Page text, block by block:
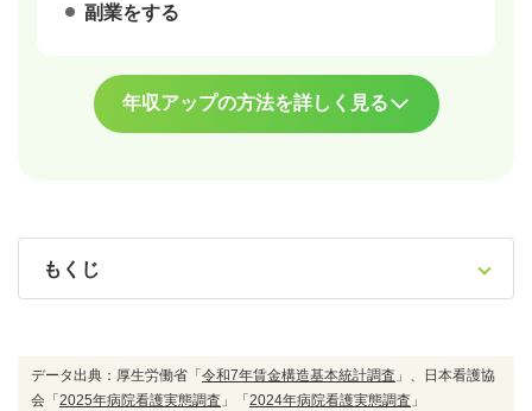
副業をする
年収アップの方法を詳しく見る
もくじ
データ出典：厚生労働省「令和7年賃金構造基本統計調査 」、日本看護協
会「2025年病院看護実態調査 」「2024年病院看護実態調査 」